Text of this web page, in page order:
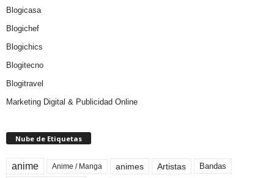
Blogicasa
Blogichef
Blogichics
Blogitecno
Blogitravel
Marketing Digital & Publicidad Online
Nube de Etiquetas
anime Anime / Manga animes Artistas Bandas